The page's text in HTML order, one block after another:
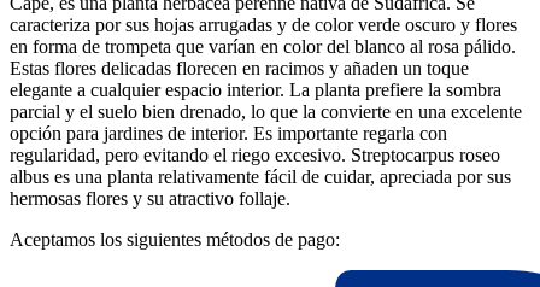
caracteriza por sus hojas arrugadas y de color verde oscuro y flores
en forma de trompeta que varían en color del blanco al rosa pálido.
Estas flores delicadas florecen en racimos y añaden un toque
elegante a cualquier espacio interior. La planta prefiere la sombra
parcial y el suelo bien drenado, lo que la convierte en una excelente
opción para jardines de interior. Es importante regarla con
regularidad, pero evitando el riego excesivo. Streptocarpus roseo
albus es una planta relativamente fácil de cuidar, apreciada por sus
hermosas flores y su atractivo follaje.
Aceptamos los siguientes métodos de pago: